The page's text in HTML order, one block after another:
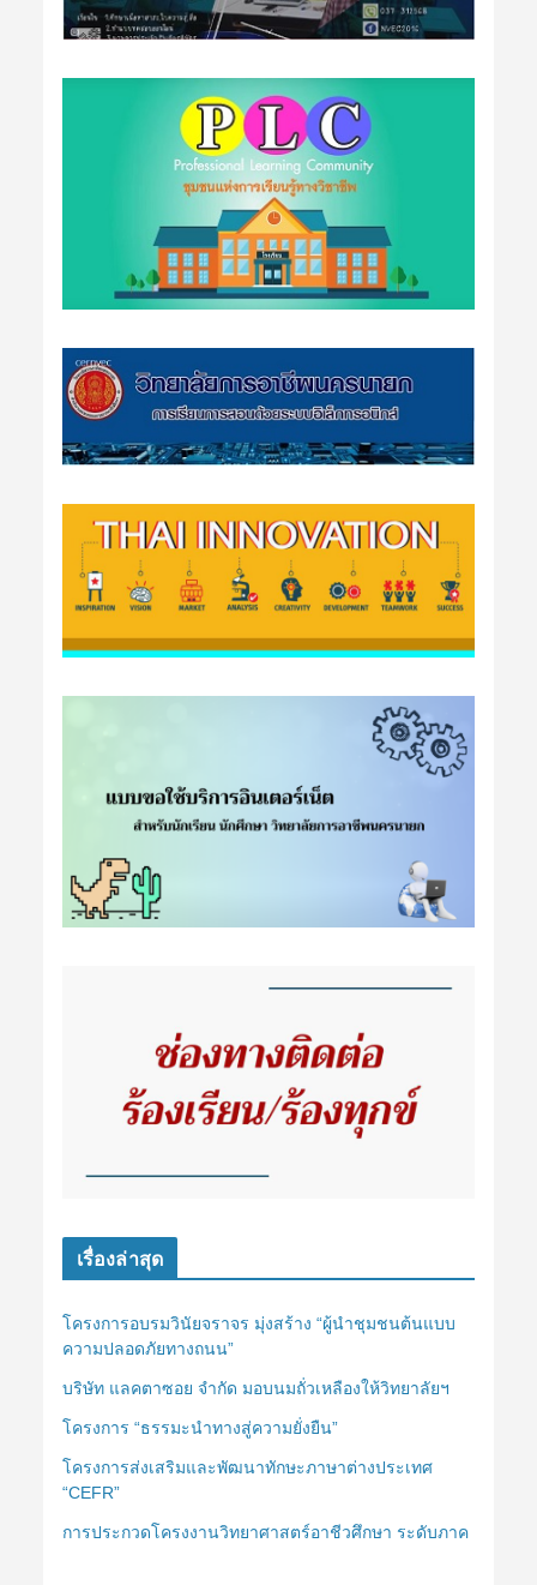
เรื่องล่าสุด
โครงการอบรมวินัยจราจร มุ่งสร้าง “ผู้นำชุมชนต้นแบบ
ความปลอดภัยทางถนน”
บริษัท แลคตาซอย จำกัด มอบนมถั่วเหลืองให้วิทยาลัยฯ
โครงการ “ธรรมะนำทางสู่ความยั่งยืน”
โครงการส่งเสริมและพัฒนาทักษะภาษาต่างประเทศ
“CEFR”
การประกวดโครงงานวิทยาศาสตร์อาชีวศึกษา ระดับภาค